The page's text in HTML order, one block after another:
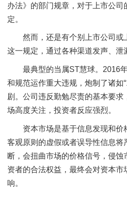
办法》的部门规章，对于上市公司
定。
然而，还是有个别上市公司或
这一规定，通过各种渠道发声、泄
最典型的当属ST慧球。2016
和规范运作重大违规，炮制了诸如
剧。公司违反勤勉尽责的基本要
场高度关注，投资者反应强烈。
资本市场是基于信息发现和
客观原则的虚假或者误导性信息将
断，会扭曲市场的价格信号，侵
资者的合法权益，最终会对资本市
响。